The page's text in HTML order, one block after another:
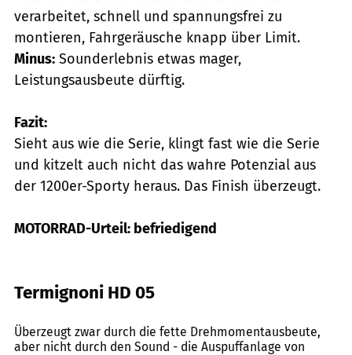
verarbeitet, schnell und spannungsfrei zu
montieren, Fahrgeräusche knapp über Limit.
Minus: Sounderlebnis etwas mager,
Leistungsausbeute dürftig.
Fazit:
Sieht aus wie die Serie, klingt fast wie die Serie
und kitzelt auch nicht das wahre Potenzial aus
der 1200er-Sporty heraus. Das Finish überzeugt.
MOTORRAD-Urteil: befriedigend
Termignoni HD 05
Überzeugt zwar durch die fette Drehmomentausbeute,
aber nicht durch den Sound - die Auspuffanlage von